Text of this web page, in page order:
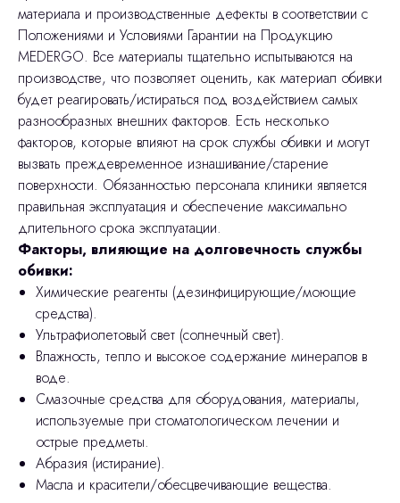
материала и производственные дефекты в соответствии с
Положениями и Условиями Гарантии на Продукцию
MEDERGO. Все материалы тщательно испытываются на
производстве, что позволяет оценить, как материал обивки
будет реагировать/истираться под воздействием самых
разнообразных внешних факторов. Есть несколько
факторов, которые влияют на срок службы обивки и могут
вызвать преждевременное изнашивание/старение
поверхности. Обязанностью персонала клиники является
правильная эксплуатация и обеспечение максимально
длительного срока эксплуатации.
Факторы, влияющие на долговечность службы
обивки:
Химические реагенты (дезинфицирующие/моющие
средства).
Ультрафиолетовый свет (солнечный свет).
Влажность, тепло и высокое содержание минералов в
воде.
Смазочные средства для оборудования, материалы,
используемые при стоматологическом лечении и
острые предметы.
Абразия (истирание).
Масла и красители/обесцвечивающие вещества.